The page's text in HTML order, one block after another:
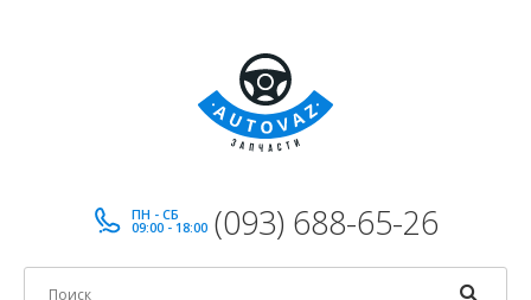
ПН - СБ
09:00 - 18:00 (093) 688-65-26